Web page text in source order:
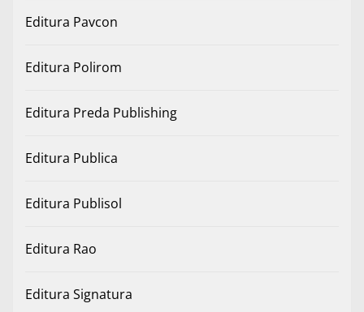
Editura Pavcon
Editura Polirom
Editura Preda Publishing
Editura Publica
Editura Publisol
Editura Rao
Editura Signatura